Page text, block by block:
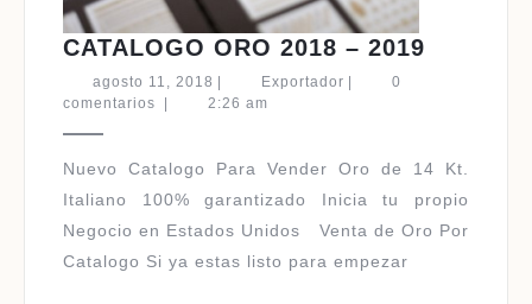
CATALOGO ORO 2018 – 2019
2019
agosto 11, 2018 agosto
11,
ExportadorExportador
0
comentarios
2:26 am
Nuevo Catalogo Para Vender Oro de 14 Kt.
Italiano 100% garantizado Inicia tu propio
Negocio en Estados Unidos Venta de Oro Por
Catalogo Si ya estas listo para empezar